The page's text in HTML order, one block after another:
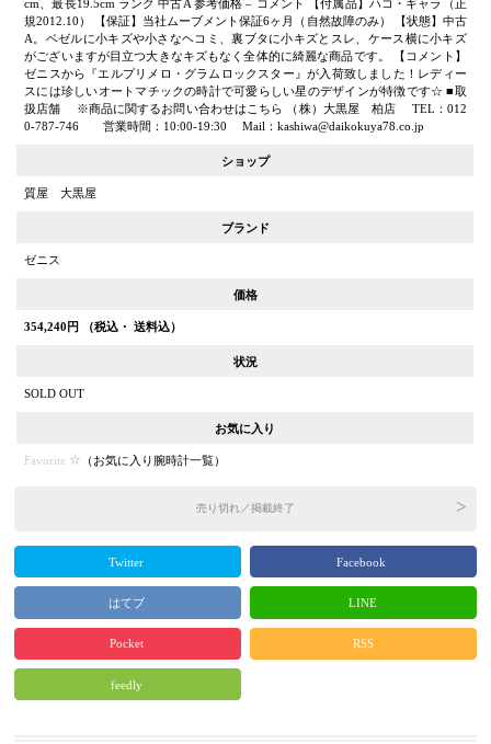
cm、最長19.5cm ランク 中古A 参考価格 – コメント 【付属品】ハコ・ギャラ（正
規2012.10） 【保証】当社ムーブメント保証6ヶ月（自然故障のみ） 【状態】中古
A。ベゼルに小キズや小さなヘコミ、裏ブタに小キズとスレ、ケース横に小キズ
がございますが目立つ大きなキズもなく全体的に綺麗な商品です。 【コメント】
ゼニスから『エルプリメロ・グラムロックスター』が入荷致しました！レディー
スには珍しいオートマチックの時計で可愛らしい星のデザインが特徴です☆ ■取
扱店舗 ※商品に関するお問い合わせはこちら （株）大黒屋 柏店 TEL：012
0-787-746 営業時間：10:00-19:30 Mail：kashiwa@daikokuya78.co.jp
ショップ
質屋 大黒屋
ブランド
ゼニス
価格
354,240 円 （税込・ 送料込）
状況
SOLD OUT
お気に入り
Favorite （お気に入り腕時計一覧）
売り切れ／掲載終了
Twitter Facebook
はてブ LINE
Pocket RSS
feedly